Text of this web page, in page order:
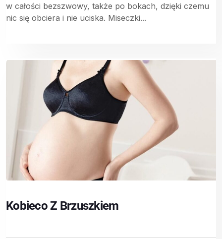
w całości bezszwowy, także po bokach, dzięki czemu
nic się obciera i nie uciska. Miseczki...
Kobieco Z Brzuszkiem